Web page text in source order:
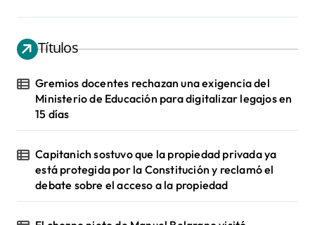
Títulos
Gremios docentes rechazan una exigencia del
Ministerio de Educación para digitalizar legajos en
15 días
Capitanich sostuvo que la propiedad privada ya
está protegida por la Constitución y reclamó el
debate sobre el acceso a la propiedad